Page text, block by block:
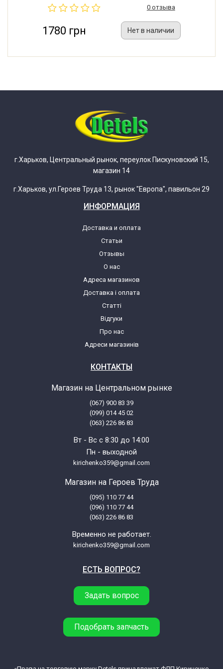
0 отзыва
1780 грн Нет в наличии
г.Харьков, Центральный рынок, переулок Пискуновский 15,
магазин 14
г.Харьков, ул.Героев Труда 13, рынок "Европа", павильон 29
ИНФОРМАЦИЯ
Доставка и оплата
Статьи
Отзывы
О нас
Адреса магазинов
Доставка і оплата
Статті
Відгуки
Про нас
Адреси магазинів
КОНТАКТЫ
Магазин на Центральном рынке
(067) 900 83 39
(099) 014 45 02
(063) 226 86 83
Вт - Вс с 8:30 до 14:00
Пн - выходной
kirichenko359@gmail.com
Магазин на Героев Труда
(095) 110 77 44
(096) 110 77 44
(063) 226 86 83
Временно не работает.
kirichenko359@gmail.com
ЕСТЬ ВОПРОС?
Задать вопрос
Подобрать запчасть